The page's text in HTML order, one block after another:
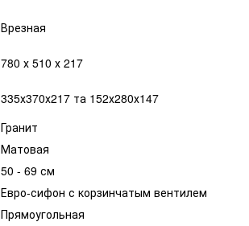
Врезная
780 х 510 х 217
335х370х217 та 152х280х147
Гранит
Матовая
50 - 69 см
Евро-сифон с корзинчатым вентилем
Прямоугольная